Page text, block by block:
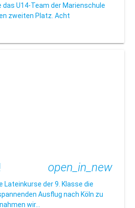
U14-Team der Marienschule
zweiten Platz. Acht
open_in_new
Lateinkurse der 9. Klasse die
Ausflug nach Köln zu
wir…